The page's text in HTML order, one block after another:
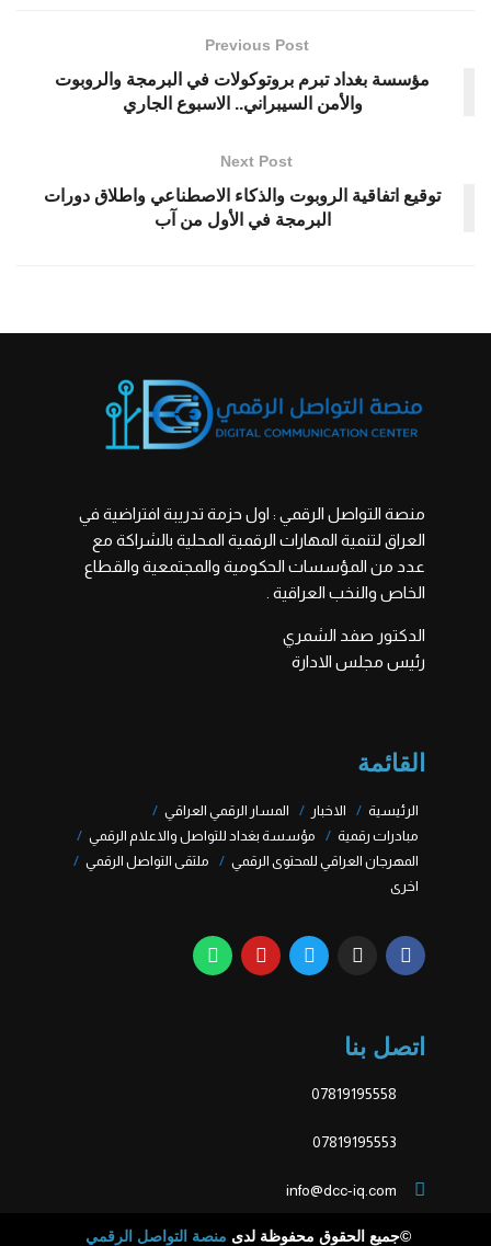
Previous Post
مؤسسة بغداد تبرم بروتوكولات في البرمجة والروبوت
والأمن السيبراني.. الاسبوع الجاري
Next Post
توقيع اتفاقية الروبوت والذكاء الاصطناعي واطلاق دورات
البرمجة في الأول من آب
منصة التواصل الرقمي : اول حزمة تدريبة افتراضية في
العراق لتنمية المهارات الرقمية المحلية بالشراكة مع
عدد من المؤسسات الحكومية والمجتمعية والقطاع
الخاص والنخب العراقية .
الدكتور صفد الشمري
رئيس مجلس الادارة
القائمة
الرئيسية الاخبار
المسار الرقمي العراقي
مبادرات رقمية
مؤسسة بغداد للتواصل والاعلام الرقمي
المهرجان العراقي للمحتوى الرقمي
ملتقى التواصل الرقمي
اخرى
اتصل بنا
07819195558
07819195553
info@dcc-iq.com
©جميع الحقوق محفوظة لدى منصة التواصل الرقمي